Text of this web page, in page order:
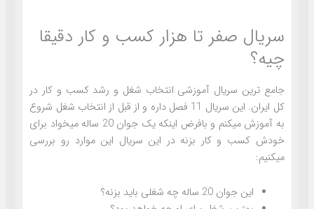
سریال صفر تا هزار کسب و کار دقیقا
چیه؟
جامع ترین سریال آموزشی انتخاب شغل و رشد کسب و کار در
کل ایران. این سریال 11 فصل داره و از قبل از انتخاب شغل شروع
به آموزش میکنم و بافرض اینکه یک جوان 20 ساله میخواد برای
خودش کسب و کار بزنه در این سریال این موارد رو بررسی
میکنیم:
این جوان 20 ساله چه شغلی باید بزنه؟